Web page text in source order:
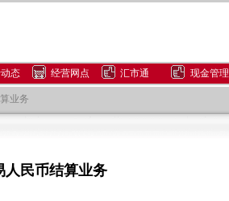
态 经营网点 汇市通 现金管理
业务
人民币结算业务